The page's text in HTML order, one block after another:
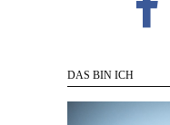
DAS BIN ICH